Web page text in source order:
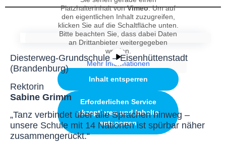
Platzhalterinhalt vonVimeo. Um auf
den eigentlichen Inhalt zuzugreifen,
klicken Sie auf die Schaltfläche unten.
Bitte beachten Sie, dass dabei Daten
an Drittanbieter weitergegeben
werden.
Mehr Informationen
Inhalt entsperren
Erforderlichen Service
akzeptieren und Inhalte
entsperren
Diesterweg-Grundschule – Eisenhüttenstadt
(Brandenburg)
Rektorin
Sabine Grimm
„Tanz verbindet über alle Sprachen hinweg –
unsere Schule mit 14 Nationen ist spürbar näher
zusammengerückt.“